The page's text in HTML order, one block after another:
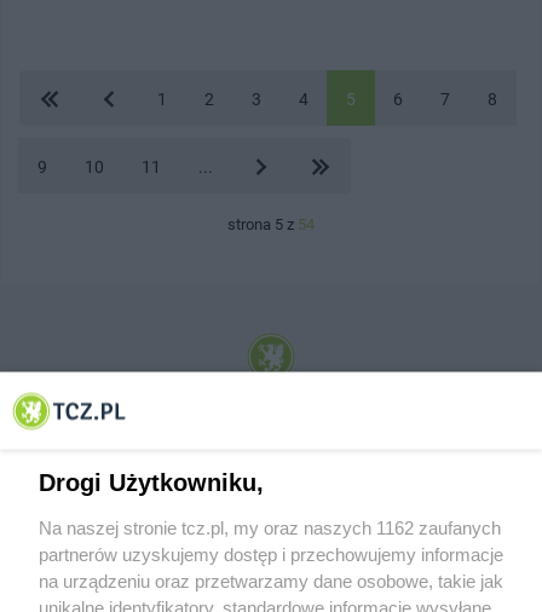
1 2 3 4 5 6 7 8
9 10 11
strona 5 z 54
© 2001-2026 Tczew - TCZ.PL Sp. z o.o. Internetowy Serwis Informacyjny Miasta
Drogi Użytkowniku,
Na naszej stronie tcz.pl, my oraz naszych 1162 zaufanych
partnerów uzyskujemy dostęp i przechowujemy informacje
na urządzeniu oraz przetwarzamy dane osobowe, takie jak
unikalne identyfikatory, standardowe informacje wysyłane